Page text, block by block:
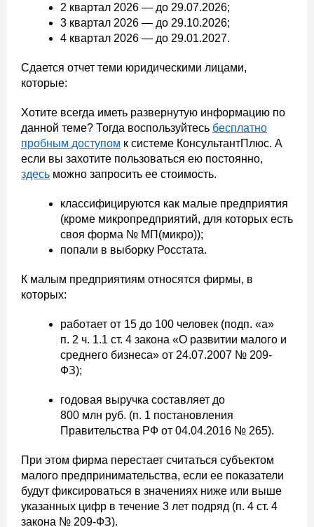
2 квартал 2026 — до 29.07.2026;
3 квартал 2026 — до 29.10.2026;
4 квартал 2026 — до 29.01.2027.
Сдается отчет теми юридическими лицами,
которые:
Хотите всегда иметь развернутую информацию по
данной теме? Тогда воспользуйтесь бесплатно
пробным доступом к системе КонсультантПлюс. А
если вы захотите пользоваться ею постоянно,
здесь можно запросить ее стоимость.
классифицируются как малые предприятия
(кроме микропредприятий, для которых есть
своя форма № МП(микро));
попали в выборку Росстата.
К малым предприятиям относятся фирмы, в
которых:
работает от 15 до 100 человек (подп. «а»
п. 2 ч. 1.1 ст. 4 закона «О развитии малого и
среднего бизнеса» от 24.07.2007 № 209-
ФЗ);
годовая выручка составляет до
800 млн руб. (п. 1 постановления
Правительства РФ от 04.04.2016 № 265).
При этом фирма перестает считаться субъектом
малого предпринимательства, если ее показатели
будут фиксироваться в значениях ниже или выше
указанных цифр в течение 3 лет подряд (п. 4 ст. 4
закона № 209-ФЗ).